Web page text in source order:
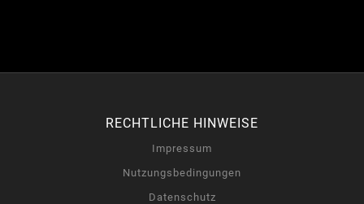
RECHTLICHE HINWEISE
Impressum
Nutzungsbedingungen
Datenschutz